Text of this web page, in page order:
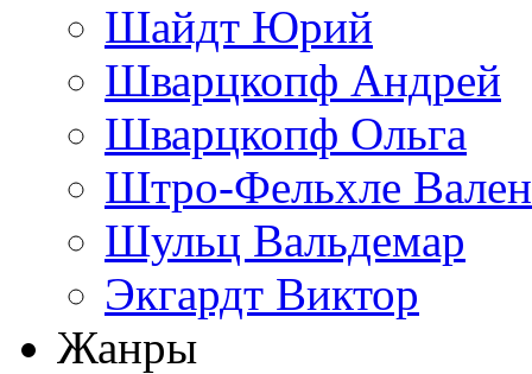
Шайдт Юрий
Шварцкопф Андрей
Шварцкопф Ольга
Штро-Фельхле
Шульц Вальдемар
Экгардт Виктор
Жанры